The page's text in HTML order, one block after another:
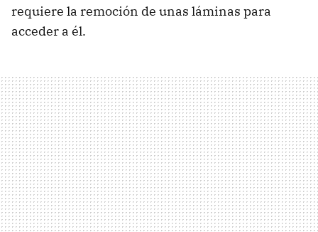
requiere la remoción de unas láminas para
acceder a él.